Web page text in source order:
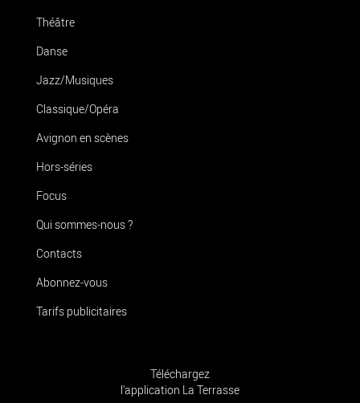
Théâtre
Danse
Jazz/Musiques
Classique/Opéra
Avignon en scènes
Hors-séries
Focus
Qui sommes-nous ?
Contacts
Abonnez-vous
Tarifs publicitaires
Téléchargez
l'application La Terrasse